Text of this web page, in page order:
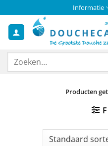
naar
inhoud
Informatie
Zoeken
Producten